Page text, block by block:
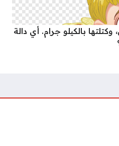
بالكيلو جرام. أي دالة